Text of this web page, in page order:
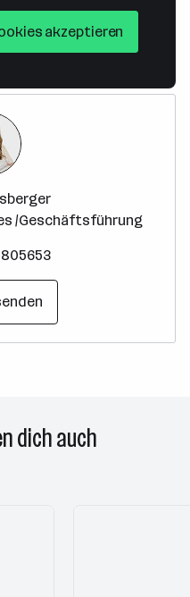
/Geschäftsführung
dich auch
akzeptieren